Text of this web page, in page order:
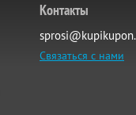
Контакты
Связаться с нами